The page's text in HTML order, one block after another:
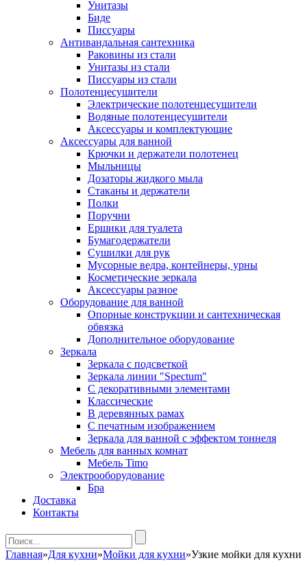
Унитазы
Биде
Писсуары
Антивандальная сантехника
Раковины из стали
Унитазы из стали
Писсуары из стали
Полотенцесушители
Электрические полотенцесушители
Водяные полотенцесушители
Аксессуары и комплектующие
Аксессуары для ванной
Крючки и держатели полотенец
Мыльницы
Дозаторы жидкого мыла
Стаканы и держатели
Полки
Поручни
Ершики для туалета
Бумагодержатели
Сушилки для рук
Мусорные ведра, контейнеры, урны
Косметические зеркала
Аксессуары разное
Оборудование для ванной
Опорные конструкции и сантехническая
обвязка
Дополнительное оборудование
Зеркала
Зеркала с подсветкой
Зеркала линии "Spectum"
С декоративными элементами
Классические
В деревянных рамах
С печатным изображением
Зеркала для ванной с эффектом тоннеля
Мебель для ванных комнат
Мебель Timo
Электрооборудование
Бра
Доставка
Контакты
Главная»Для кухни»Мойки для кухни»Узкие мойки для кухни